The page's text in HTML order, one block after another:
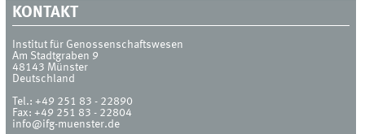
KONTAKT
Institut für Genossenschaftswesen
Am Stadtgraben 9
48143 Münster
Deutschland
Tel.:+49 251 83 - 22890
Fax:+49 251 83 - 22804
info@ifg-muenster.de